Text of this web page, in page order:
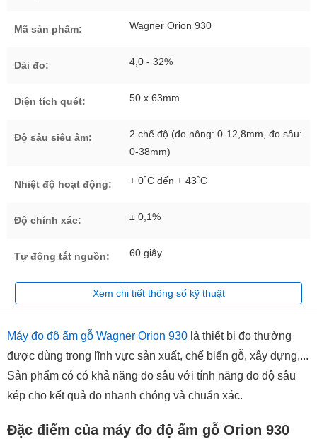
Mã sản phẩm: Wagner Orion 930
Dải đo: 4,0 - 32%
Diện tích quét: 50 x 63mm
Độ sâu siêu âm:
2 chế độ (đo nông: 0-12,8mm, đo sâu:
0-38mm)
Nhiệt độ hoạt động: + 0˚C đến + 43˚C
Độ chính xác: ± 0,1%
Tự động tắt nguồn: 60 giây
Xem chi tiết thông số kỹ thuật
Máy đo độ ẩm gỗ Wagner Orion 930 là thiết bị đo thường
được dùng trong lĩnh vực sản xuất, chế biến gỗ, xây dựng,...
Sản phẩm có có khả năng đo sâu với tính năng đo độ sâu
kép cho kết quả đo nhanh chóng và chuẩn xác.
Đặc điểm của máy đo độ ẩm gỗ Orion 930